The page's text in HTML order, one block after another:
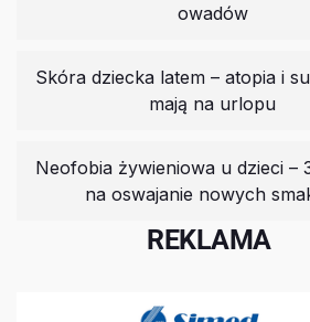
owadów
Skóra dziecka latem – atopia i
mają na urlopu
Neofobia żywieniowa u dzieci –
na oswajanie nowych
REKLAMA